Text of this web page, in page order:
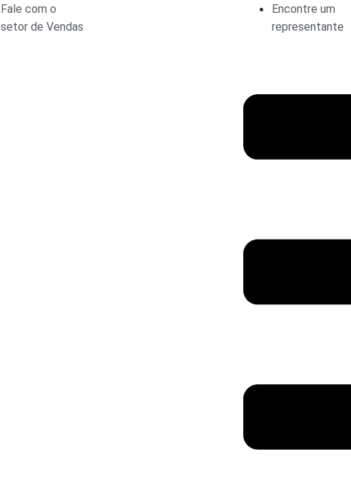
Fale com o
setor de Vendas
Encontre um
representante